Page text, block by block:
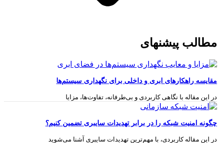
مطالب پیشنهای
مقایسه راهکارهای ابری و داخلی برای نگهداری سیستم‌ها
در این مقاله با نگاهی کاربردی و بی‌طرفانه، تفاوت‌ها، مزایا
چگونه امنیت شبکه را در برابر تهدیدات سایبری تضمین کنیم؟
در این مقاله کاربردی، با مهم‌ترین تهدیدات سایبری آشنا می‌شوید